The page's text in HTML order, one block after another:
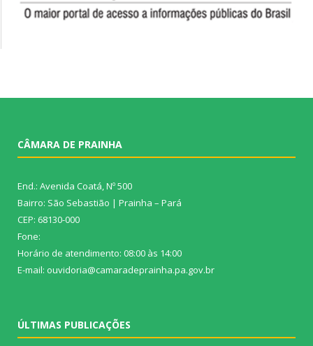
CÂMARA DE PRAINHA
End.: Avenida Coatá, Nº 500
Bairro: São Sebastião | Prainha – Pará
CEP: 68130-000
Fone:
Horário de atendimento: 08:00 às 14:00
E-mail: ouvidoria@camaradeprainha.pa.gov.br
ÚLTIMAS PUBLICAÇÕES